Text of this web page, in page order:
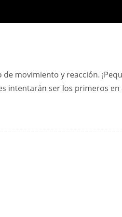
movimiento y reacción.
intentarán ser los primeros